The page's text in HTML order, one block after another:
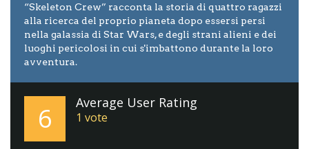
“Skeleton Crew” racconta la storia di quattro ragazzi
alla ricerca del proprio pianeta dopo essersi persi
nella galassia di Star Wars, e degli strani alieni e dei
luoghi pericolosi in cui s'imbattono durante la loro
avventura.
6 Average User Rating
1 vote